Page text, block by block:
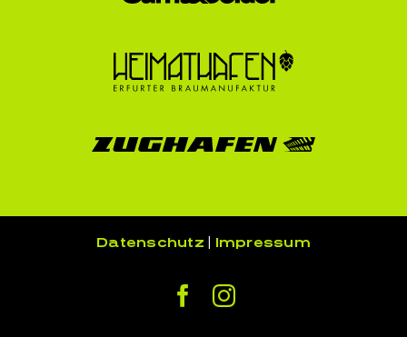
Datenschutz Impressum
Facebook
Instagram